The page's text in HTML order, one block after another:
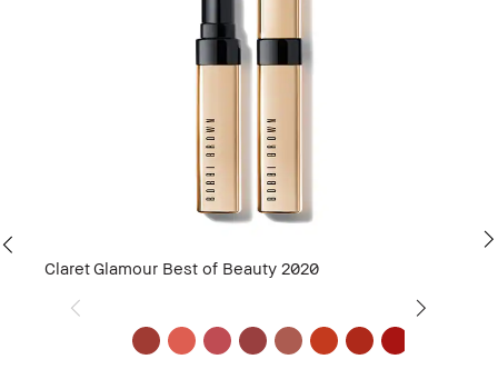
ClaretGlamour Best of Beauty 2020